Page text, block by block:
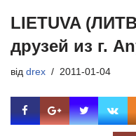
LIETUVA
друзей из г.
від drex 2011-01-04